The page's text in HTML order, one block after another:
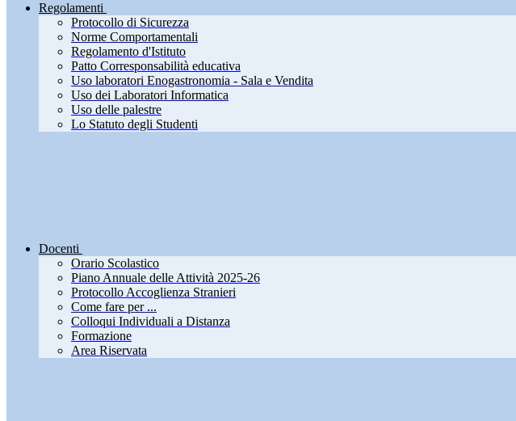
Regolamenti
Protocollo di Sicurezza
Norme Comportamentali
Regolamento d'Istituto
Patto Corresponsabilità educativa
Uso laboratori Enogastronomia - Sala e Vendita
Uso dei Laboratori Informatica
Uso delle palestre
Lo Statuto degli Studenti
Docenti
Orario Scolastico
Piano Annuale delle Attività 2025-26
Protocollo Accoglienza Stranieri
Come fare per ...
Colloqui Individuali a Distanza
Formazione
Area Riservata